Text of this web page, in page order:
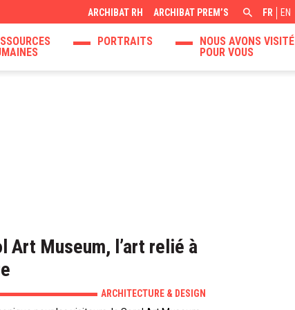
ARCHIBAT RH ARCHIBAT PREM’S FR EN
PORTRAITS
NOUS AVONS VISITÉ
POUR VOUS
Art Museum, l’art relié à
ARCHITECTURE & DESIGN